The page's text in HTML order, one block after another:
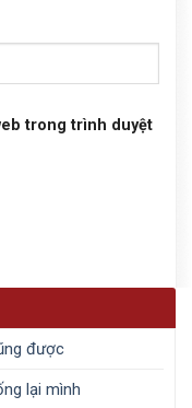
trong trình duyệt
được
lại mình